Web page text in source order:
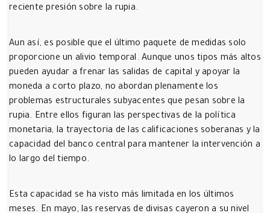
reciente presión sobre la rupia.
Aun así, es posible que el último paquete de medidas solo
proporcione un alivio temporal. Aunque unos tipos más altos
pueden ayudar a frenar las salidas de capital y apoyar la
moneda a corto plazo, no abordan plenamente los
problemas estructurales subyacentes que pesan sobre la
rupia. Entre ellos figuran las perspectivas de la política
monetaria, la trayectoria de las calificaciones soberanas y la
capacidad del banco central para mantener la intervención a
lo largo del tiempo.
Esta capacidad se ha visto más limitada en los últimos
meses. En mayo, las reservas de divisas cayeron a su nivel